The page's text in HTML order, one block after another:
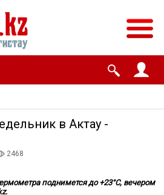
в Актау -
2468
поднимется до +23°C, вечером